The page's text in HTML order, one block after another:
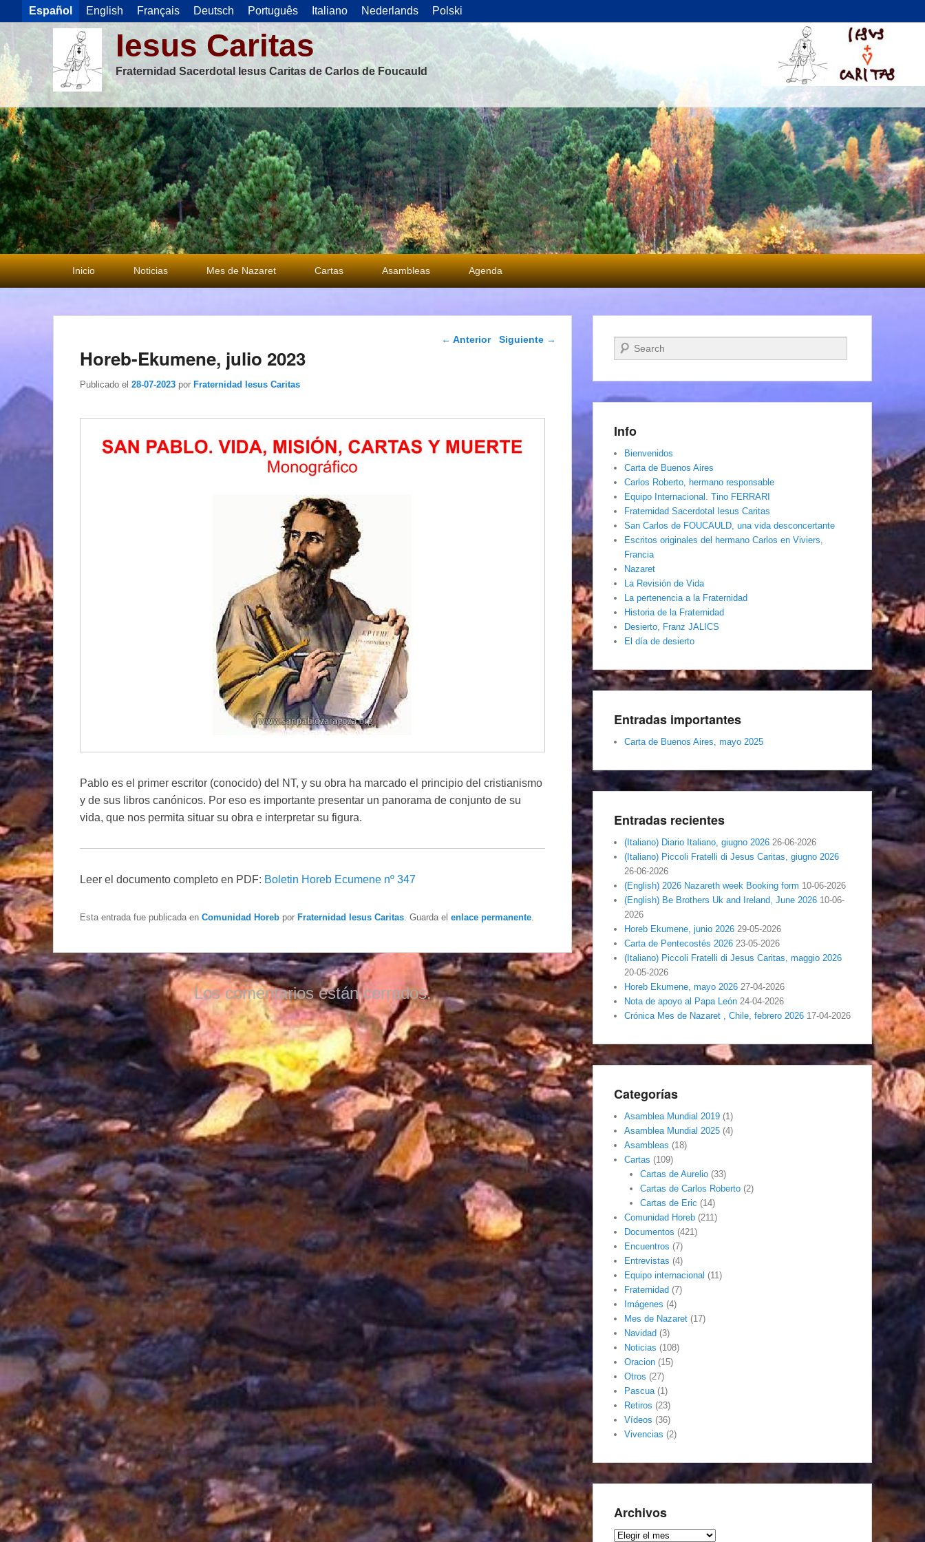
Español English Français Deutsch Português Italiano Nederlands Polski
Iesus Caritas
Fraternidad Sacerdotal Iesus Caritas de Carlos de Foucauld
Menú
principal
Inicio Noticias Mes de Nazaret Cartas Asambleas Agenda
Navegación de
← Anterior Siguiente →
Horeb-Ekumene, julio 2023
Publicado el 28-07-2023 por Fraternidad Iesus Caritas
Pablo es el primer escritor (conocido) del NT, y su obra ha marcado el principio del cristianismo
y de sus libros canónicos. Por eso es importante presentar un panorama de conjunto de su
vida, que nos permita situar su obra e interpretar su figura.
Leer el documento completo en PDF: Boletin Horeb Ecumene nº 347
Esta entrada fue publicada en Comunidad Horeb por Fraternidad Iesus Caritas . Guarda el enlace permanente
Los comentarios están cerrados.
Buscar
Info
Bienvenidos
Carta de Buenos Aires
Carlos Roberto, hermano responsable
Equipo Internacional. Tino FERRARI
Fraternidad Sacerdotal Iesus Caritas
San Carlos de FOUCAULD, una vida desconcertante
Escritos originales del hermano Carlos en Viviers,
Francia
Nazaret
La Revisión de Vida
La pertenencia a la Fraternidad
Historia de la Fraternidad
Desierto, Franz JALICS
El día de desierto
Entradas importantes
Carta de Buenos Aires, mayo 2025
Entradas recientes
(Italiano) Diario Italiano, giugno 2026 26-06-2026
(Italiano) Piccoli Fratelli di Jesus Caritas, giugno 2026
26-06-2026
(English) 2026 Nazareth week Booking form 10-06-2026
(English) Be Brothers Uk and Ireland, June 2026 10-06-
2026
Horeb Ekumene, junio 2026 29-05-2026
Carta de Pentecostés 2026 23-05-2026
(Italiano) Piccoli Fratelli di Jesus Caritas, maggio 2026
20-05-2026
Horeb Ekumene, mayo 2026 27-04-2026
Nota de apoyo al Papa León 24-04-2026
Crónica Mes de Nazaret , Chile, febrero 2026 17-04-2026
Categorías
Asamblea Mundial 2019 (1)
Asamblea Mundial 2025 (4)
Asambleas (18)
Cartas (109)
Cartas de Aurelio(33)
Cartas de Carlos Roberto(2)
Cartas de Eric (14)
Comunidad Horeb (211)
Documentos (421)
Encuentros (7)
Entrevistas (4)
Equipo internacional (11)
Fraternidad (7)
Imágenes (4)
Mes de Nazaret (17)
Navidad (3)
Noticias (108)
Oracion (15)
Otros (27)
Pascua(1)
Retiros (23)
Vídeos (36)
Vivencias (2)
Archivos
Archivos